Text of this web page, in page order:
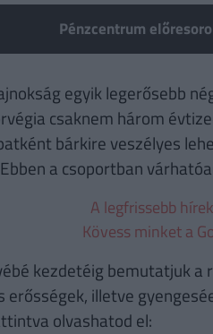
Pénzcentrum
egyik legerősebb
csaknem három
bárkire veszélyes
a csoportban
A legfrissebb
Kövess minket a
kezdetéig bemutatjuk
illetve
olvashatod el: